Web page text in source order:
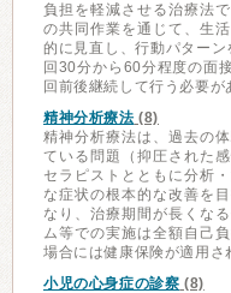
負担を軽減させる治療法
の共同作業を通じて、生
的に見直し、行動パター
回30分から60分程度の面
回前後継続して行う必要が
精神分析療法 (8)
精神分析療法は、過去の
ている問題（抑圧された
セラピストとともに分析
な症状の根本的な改善を
なり、治療期間が長くな
ム等での実施は全額自己
場合には健康保険が適用さ
小児の心身症の診察 (8)